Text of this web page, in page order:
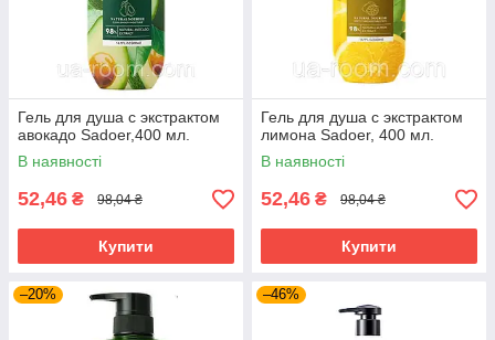
Гель для душа с экстрактом
авокадо Sadoer,400 мл.
В наявності
52,46 ₴ 98,04 ₴
Купити
Гель для душа с экстрактом
лимона Sadoer, 400 мл.
В наявності
52,46 ₴ 98,04 ₴
Купити
–20% –46%